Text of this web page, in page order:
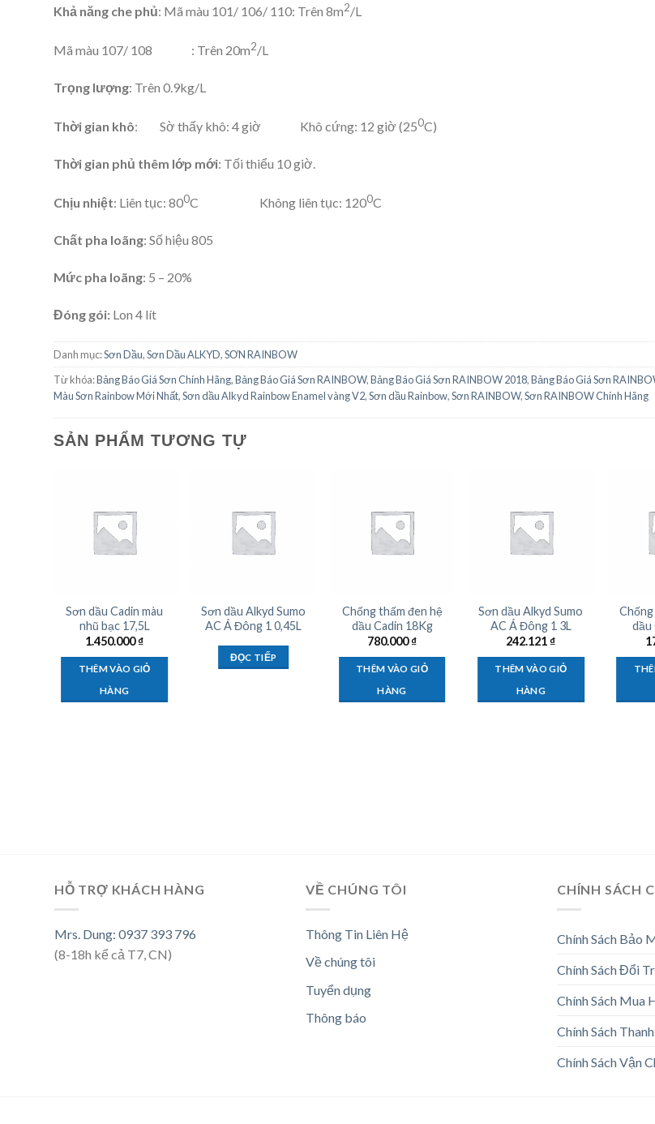
Khả năng che phủ: Mã màu 101/ 106/ 110: Trên 8m2/L
Mã màu 107/ 108 : Trên 20m2/L
Trọng lượng: Trên 0.9kg/L
Thời gian khô: Sờ thấy khô: 4 giờ Khô cứng: 12 giờ (250C)
Thời gian phủ thêm lớp mới: Tối thiểu 10 giờ.
Chịu nhiệt: Liên tục: 800C Không liên tục: 1200C
Chất pha loãng: Số hiệu 805
Mức pha loãng: 5 – 20%
Đóng gói:Lon 4 lít
Danh mục:Sơn Dầu,Sơn Dầu ALKYD,SƠN RAINBOW
Từ khóa:Bảng Báo Giá Sơn Chính Hãng,Bảng Báo Giá Sơn RAINBOW,Bảng Báo Giá Sơn RAINBOW 2018,Bảng Báo Giá Sơn
Màu Sơn Rainbow Mới Nhất,Sơn dầu Alkyd Rainbow Enamel vàng V2,Sơn dầu Rainbow,Sơn RAINBOW,Sơn RAINBOW Chính Hãng
SẢN PHẨM TƯƠNG TỰ
Sơn dầu Cadin màu
nhũ bạc 17,5L
1.450.000₫
THÊM VÀO GIỎ
HÀNG
Sơn dầu Alkyd Sumo
AC Á Đông 1 0,45L
ĐỌC TIẾP
Chống thấm đen hệ
dầu Cadin 18Kg
780.000₫
THÊM VÀO GIỎ
HÀNG
Sơn dầu Alkyd Sumo
AC Á Đông 1 3L
242.121₫
THÊM VÀO GIỎ
HÀNG
dầu
HỖ TRỢ KHÁCH HÀNG
Mrs. Dung: 0937 393 796
(8-18h kể cả T7, CN)
VỀ CHÚNG TÔI
Thông Tin Liên Hệ
Về chúng tôi
Tuyển dụng
Thông báo
CHÍNH SÁCH
Chính Sách Bảo
Chính Sách Đổi
Chính Sách Mua
Chính Sách
Chính Sách Vận